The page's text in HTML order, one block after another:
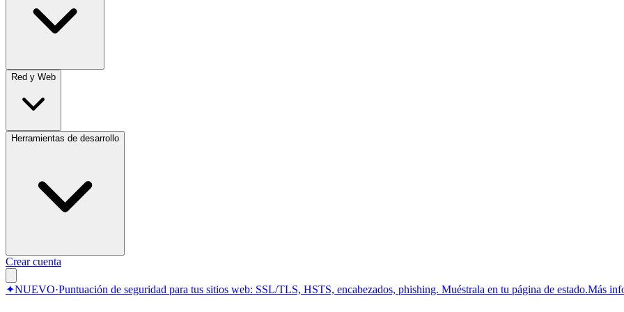
Red y Web
Herramientas de desarrollo
Crear cuenta
✦NUEVO·Puntuación de seguridad para tus sitios web: SSL/TLS, HSTS, encabezados, phishing. Muéstrala en tu página de estado.Más